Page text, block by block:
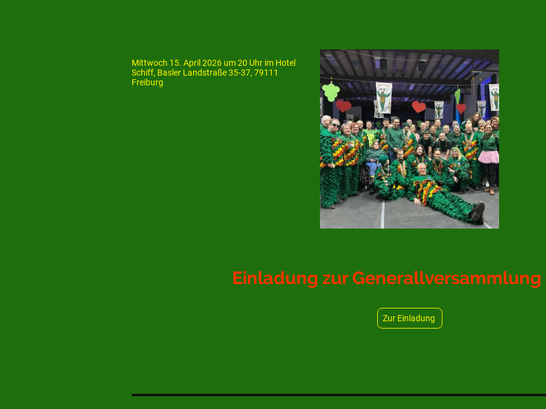
Mittwoch 15. April 2026 um 20 Uhr im Hotel
Schiff, Basler Landstraße 35-37, 79111
Freiburg
Einladung zur Generallversammlung
Zur Einladung